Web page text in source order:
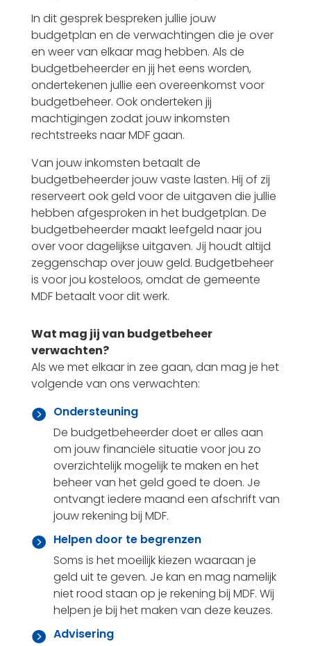
In dit gesprek bespreken jullie jouw
budgetplan en de verwachtingen die je over
en weer van elkaar mag hebben. Als de
budgetbeheerder en jij het eens worden,
ondertekenen jullie een overeenkomst voor
budgetbeheer. Ook onderteken jij
machtigingen zodat jouw inkomsten
rechtstreeks naar MDF gaan.
Van jouw inkomsten betaalt de
budgetbeheerder jouw vaste lasten. Hij of zij
reserveert ook geld voor de uitgaven die jullie
hebben afgesproken in het budgetplan. De
budgetbeheerder maakt leefgeld naar jou
over voor dagelijkse uitgaven. Jij houdt altijd
zeggenschap over jouw geld. Budgetbeheer
is voor jou kosteloos, omdat de gemeente
MDF betaalt voor dit werk.
Wat mag jij van budgetbeheer
verwachten?
Als we met elkaar in zee gaan, dan mag je het
volgende van ons verwachten:
 Ondersteuning
De budgetbeheerder doet er alles aan
om jouw financiële situatie voor jou zo
overzichtelijk mogelijk te maken en het
beheer van het geld goed te doen. Je
ontvangt iedere maand een afschrift van
jouw rekening bij MDF.
 Helpen door te begrenzen
Soms is het moeilijk kiezen waaraan je
geld uit te geven. Je kan en mag namelijk
niet rood staan op je rekening bij MDF. Wij
helpen je bij het maken van deze keuzes.
 Advisering